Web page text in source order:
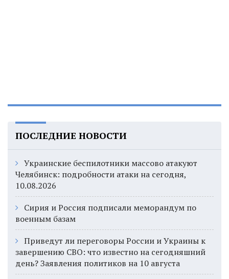
ПОСЛЕДНИЕ НОВОСТИ
Украинские беспилотники массово атакуют
Челябинск: подробности атаки на сегодня,
10.08.2026
Сирия и Россия подписали меморандум по
военным базам
Приведут ли переговоры России и Украины к
завершению СВО: что известно на сегодняшний
день? Заявления политиков на 10 августа